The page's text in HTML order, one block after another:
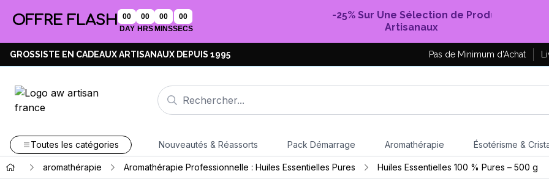
OFFRE FLASH
00
DAY
00
HRS
00
MINS
00
SECS
-25% Sur Une Sélection de Produits
Artisanaux
GROSSISTE EN CADEAUX ARTISANAUX DEPUIS 1995 Pas de Minimum d'Achat
Toutes les catégories Nouveautés & Réassorts Pack Démarrage Aromathérapie Ésotérisme &
aromathérapie Aromathérapie Professionnelle : Huiles Essentielles Pures Huiles Essentielles 100 % Pures – 500 g